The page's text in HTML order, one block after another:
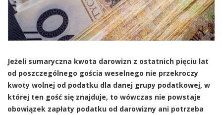
Jeżeli sumaryczna kwota darowizn z ostatnich pięciu lat
od poszczególnego gościa weselnego nie przekroczy
kwoty wolnej od podatku dla danej grupy podatkowej, w
której ten gość się znajduje, to wówczas nie powstaje
obowiązek zapłaty podatku od darowizny ani potrzeba